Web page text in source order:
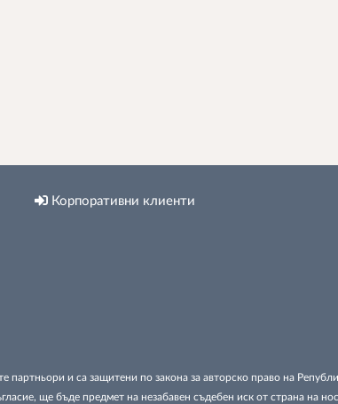
Корпоративни клиенти
и са защитени по закона за авторско право на
ще бъде предмет на незабавен съдебен иск от страна на